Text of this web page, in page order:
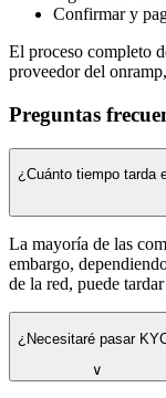
Confirmar y
El proceso completo
proveedor del
Preguntas
¿Cuánto tiempo tarda
La mayoría de las
embargo,
de la red, puede
¿Necesitaré pasar
∨